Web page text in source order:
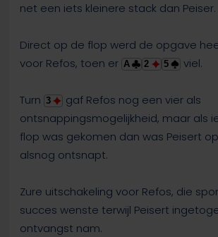
net een iets kleinere stack dan Peiser.
Direct op de flop werd de opgave
voor Refos, toen er A 2 5 viel.
Turn 3
gaf Refos nog een vier als
ontsnappingsmogelijkheid, maar als
flop was gekomen dan was Peisert
alsnog ontsnapt.
Zure uitschakeling voor Refos, die
succes wenste terwijl Peisert
ontvangst nam.